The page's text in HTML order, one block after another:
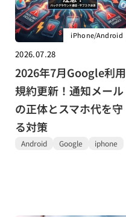
iPhone/Android
2026.07.28
2026年7月Google利用
規約更新！通知メール
の正体とスマホ代を守
る対策
Android Google iphone